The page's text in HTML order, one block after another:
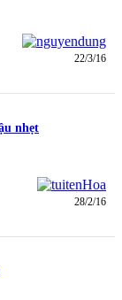
22/3/16
nhẹt
28/2/16